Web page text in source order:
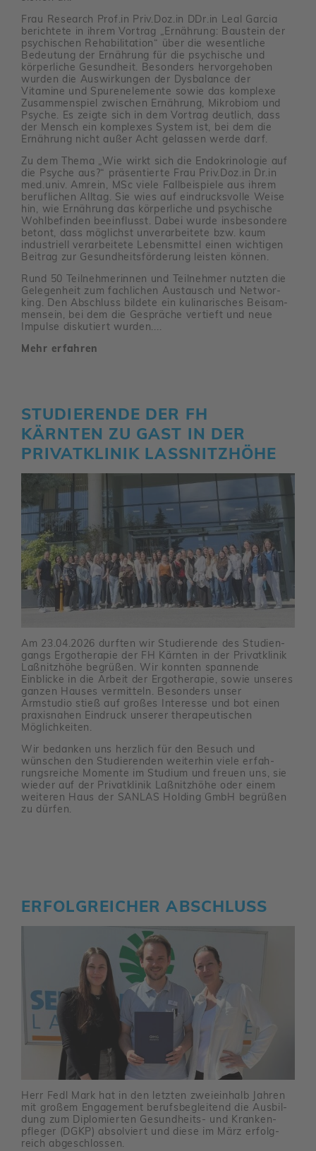
Frau Rese­arch Prof.in Priv.Doz.in DDr.in Leal Garcia
berich­tete in ihrem Vortrag „Ernäh­rung: Baustein der
psychi­schen Reha­bi­li­ta­tion“ über die wesent­liche
Bedeu­tung der Ernäh­rung für die psychi­sche und
körper­liche Gesund­heit. Beson­ders hervor­ge­hoben
wurden die Auswir­kungen der Dysba­lance der
Vitamine und Spuren­ele­mente sowie das komplexe
Zusam­men­spiel zwischen Ernäh­rung, Mikro­biom und
Psyche. Es zeigte sich in dem Vortrag deut­lich, dass
der Mensch ein komplexes System ist, bei dem die
Ernäh­rung nicht außer Acht gelassen werde darf.
Zu dem Thema „Wie wirkt sich die Endo­kri­no­logie auf
die Psyche aus?“ präsen­tierte Frau Priv.Doz.in Dr.in
med.univ. Amrein, MSc viele Fall­bei­spiele aus ihrem
beruf­li­chen Alltag. Sie wies auf eindrucks­volle Weise
hin, wie Ernäh­rung das körper­liche und psychi­sche
Wohl­be­finden beein­flusst. Dabei wurde insbe­son­dere
betont, dass möglichst unver­ar­bei­tete bzw. kaum
indus­triell verar­bei­tete Lebens­mittel einen wich­tigen
Beitrag zur Gesund­heits­för­de­rung leisten können.
Rund 50 Teil­neh­me­rinnen und Teil­nehmer nutzten die
Gele­gen­heit zum fach­li­chen Austausch und Networ­
king. Den Abschluss bildete ein kuli­na­ri­sches Beisam­
men­sein, bei dem die Gespräche vertieft und neue
Impulse disku­tiert wurden....
Mehr erfahren
STUDIE­RENDE DER FH
KÄRNTEN ZU GAST IN DER
PRIVAT­KLINIK LASSNITZ­HÖHE
Am 23.04.2026 durften wir Studie­rende des Studi­en­
gangs Ergo­the­rapie der FH Kärnten in der Privat­klinik
Laßnitz­höhe begrüßen. Wir konnten span­nende
Einblicke in die Arbeit der Ergo­the­rapie, sowie unseres
ganzen Hauses vermit­teln. Beson­ders unser
Armstudio stieß auf großes Inter­esse und bot einen
praxis­nahen Eindruck unserer thera­peu­ti­schen
Möglich­keiten.
Wir bedanken uns herz­lich für den Besuch und
wünschen den Studie­renden weiterhin viele erfah­
rungs­reiche Momente im Studium und freuen uns, sie
wieder auf der Privat­klinik Laßnitz­höhe oder einem
weiteren Haus der SANLAS Holding GmbH begrüßen
zu dürfen.
ERFOLG­REI­CHER ABSCHLUSS
Herr Fedl Mark hat in den letzten zwei­ein­halb Jahren
mit großem Enga­ge­ment berufs­be­glei­tend die Ausbil­
dung zum Diplo­mierten Gesund­heits- und Kran­ken­
pfleger (DGKP) absol­viert und diese im März erfolg­
reich abge­schlossen.